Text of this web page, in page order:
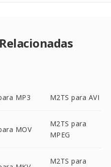
MP3 M2TS para AVI
MOV
M2TS para
MPEG
M2TS para